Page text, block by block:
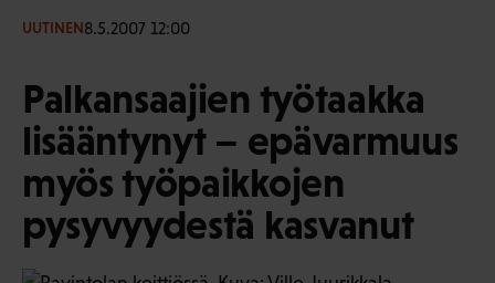
·UUTINEN8.5.2007 12:00
Palkansaajien työtaakka
lisääntynyt – epävarmuus
myös työpaikkojen
pysyvyydestä kasvanut